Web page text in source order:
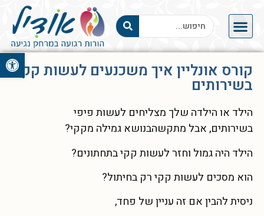
פתח
קורס אונליין איך משכנעים לעשות קקי
בשירותים
הילד או הילדה שלך מצליחים לעשות פיפי
בשירותים, אבל מתקשהבנושא גמילה מקקי?
הילד היה גמול וחזר לעשות קקי בתחתונים?
הוא מסכים לעשות קקי רק בחיתול?
ניסית להבין אם זה עניין של פחד,